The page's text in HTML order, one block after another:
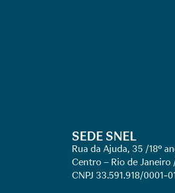
SEDE SNEL
Rua da Ajuda, 35 /18º
Centro – Rio de Janeiro
CNPJ 33.591.918/0001-